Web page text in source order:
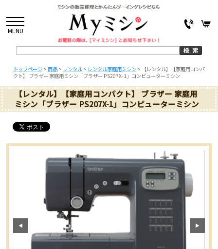
MENU
トップページ> 商品> レンタル> レンタル家庭用ミシン>
【レンタル】【家庭用コンパ
クト】 ブラザー 家庭用ミシン「ブラザー PS207X-1」コンピューターミシン
【レンタル】【家庭用コンパクト】 ブラザー 家庭用
ミシン「ブラザー PS207X-1」コンピューターミシン